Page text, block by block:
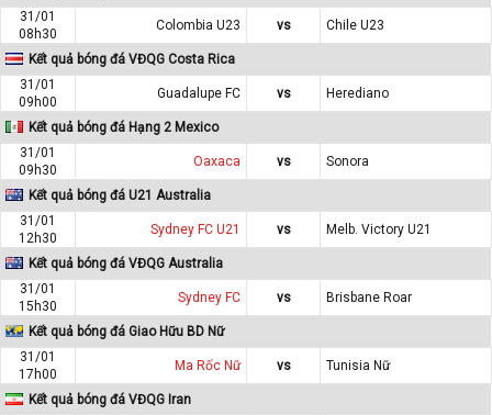
31/01
08h30
Colombia U23 vs Chile U23
Kết quả bóng đá VĐQG Costa Rica
31/01
09h00
Guadalupe FC vs Herediano
Kết quả bóng đá Hạng 2 Mexico
31/01
09h30
Oaxaca vs Sonora
Kết quả bóng đá U21 Australia
31/01
12h30
Sydney FC U21 vs Melb. Victory U21
Kết quả bóng đá VĐQG Australia
31/01
15h30
Sydney FC vs Brisbane Roar
Kết quả bóng đá Giao Hữu BD Nữ
31/01
17h00
Ma Rốc Nữ vs Tunisia Nữ
Kết quả bóng đá VĐQG Iran